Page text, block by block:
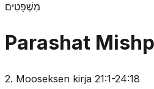
מִשְׁפָּטִים
Parashat
2. Mooseksen kirja 21:1-24:18